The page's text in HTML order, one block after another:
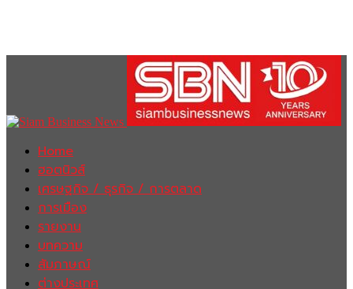
Home
ฮอตนิวส์
เศรษฐกิจ / ธุรกิจ / การตลาด
การเมือง
รายงาน
บทความ
สัมภาษณ์
ต่างประเทศ